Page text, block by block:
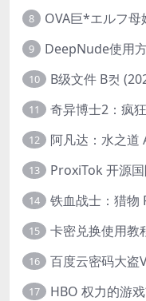
8
9 DeepNude使用
10
11
12
13
14 铁血战士：猎物
15 卡密兑换使用
16 百度云密码大盗
17